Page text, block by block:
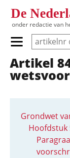
De
onder redactie van
Primair menu
Artikel
Grondwet
Hoofdstuk